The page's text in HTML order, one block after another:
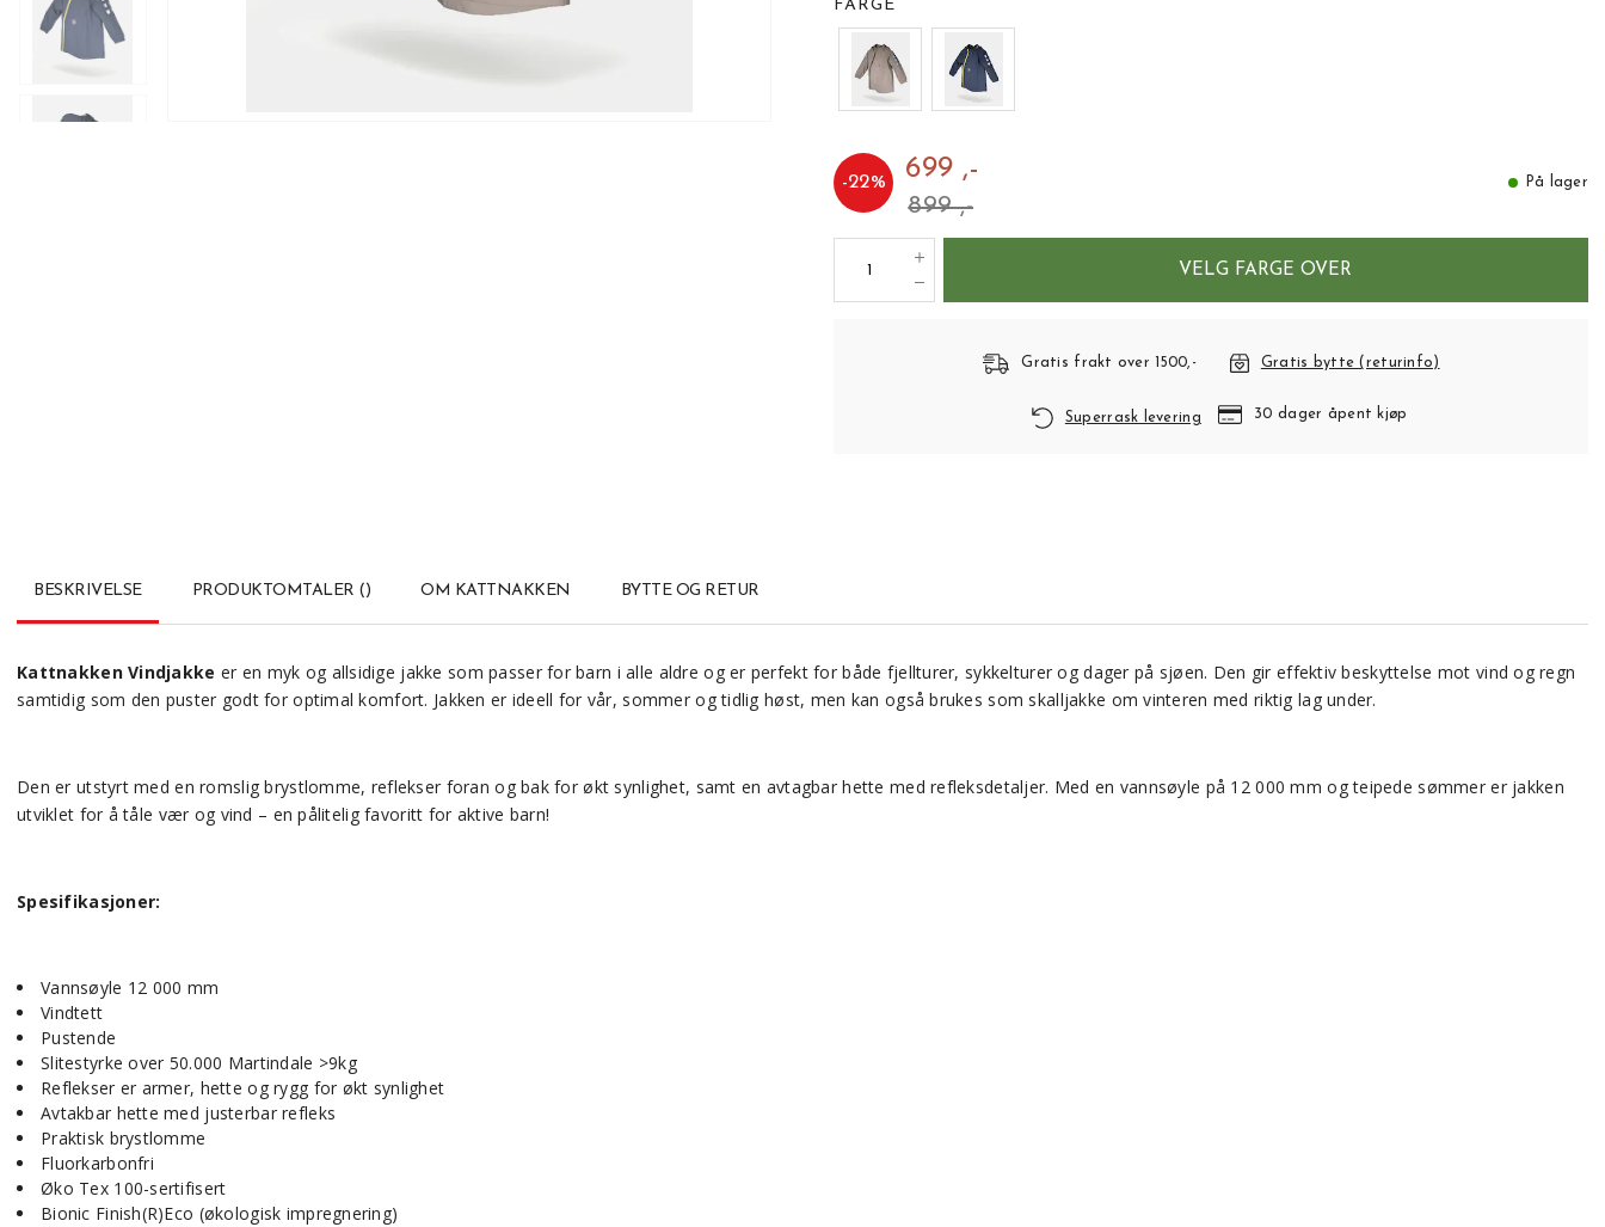
FARGE
-22% 699 ,-
899 ,-
På lager
VELG FARGE OVER
Gratis frakt over 1500,- Gratis bytte (returinfo)
Superrask levering 30 dager åpent kjøp
BESKRIVELSE PRODUKTOMTALER () OM KATTNAKKEN BYTTE OG RETUR
Kattnakken Vindjakke er en myk og allsidige jakke som passer for barn i alle aldre og er perfekt for både fjellturer, sykkelturer og dager på sjøen. Den gir effektiv beskyttelse mot vind og regn
samtidig som den puster godt for optimal komfort. Jakken er ideell for vår, sommer og tidlig høst, men kan også brukes som skalljakke om vinteren med riktig lag under.
Den er utstyrt med en romslig brystlomme, reflekser foran og bak for økt synlighet, samt en avtagbar hette med refleksdetaljer. Med en vannsøyle på 12 000 mm og teipede sømmer er jakken
utviklet for å tåle vær og vind – en pålitelig favoritt for aktive barn!
Spesifikasjoner:
Vannsøyle 12 000 mm
Vindtett
Pustende
Slitestyrke over 50.000 Martindale >9kg
Reflekser er armer, hette og rygg for økt synlighet
Avtakbar hette med justerbar refleks
Praktisk brystlomme
Fluorkarbonfri
Øko Tex 100-sertifisert
Bionic Finish(R)Eco (økologisk impregnering)